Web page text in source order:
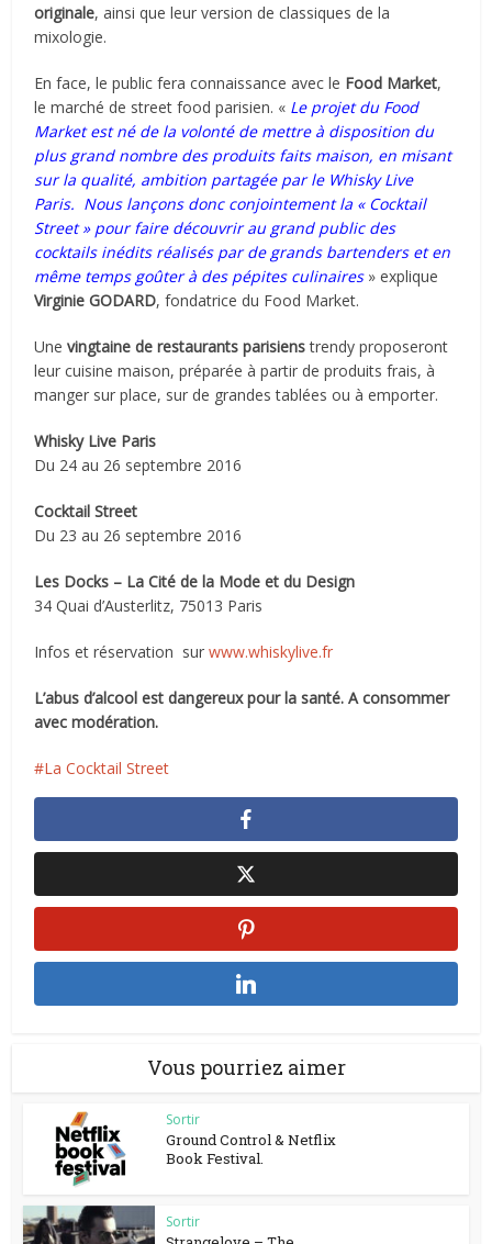
originale, ainsi que leur version de classiques de la
mixologie.
En face, le public fera connaissance avec le Food Market,
le marché de street food parisien. « Le projet du Food
Market est né de la volonté de mettre à disposition du
plus grand nombre des produits faits maison, en misant
sur la qualité, ambition partagée par le Whisky Live
Paris. Nous lançons donc conjointement la « Cocktail
Street » pour faire découvrir au grand public des
cocktails inédits réalisés par de grands bartenders et en
même temps goûter à des pépites culinaires » explique
Virginie GODARD, fondatrice du Food Market.
Unevingtaine de restaurants parisienstrendy proposeront
leur cuisine maison, préparée à partir de produits frais, à
manger sur place, sur de grandes tablées ou à emporter.
Whisky Live Paris
Du 24 au 26 septembre 2016
Cocktail Street
Du 23 au 26 septembre 2016
Les Docks – La Cité de la Mode et du Design
34 Quai d’Austerlitz, 75013 Paris
Infos et réservation surwww.whiskylive.fr
L’abus d’alcool est dangereux pour la santé. A consommer
avec modération.
La Cocktail Street
Vous pourriez aimer
Sortir
Ground Control & Netflix
Book Festival.
Sortir